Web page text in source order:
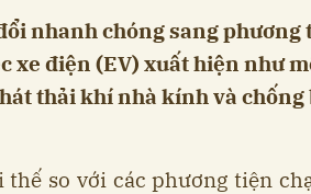
nhanh chóng sang phương
xe điện (EV) xuất hiện như
thải khí nhà kính và
so với các phương tiện